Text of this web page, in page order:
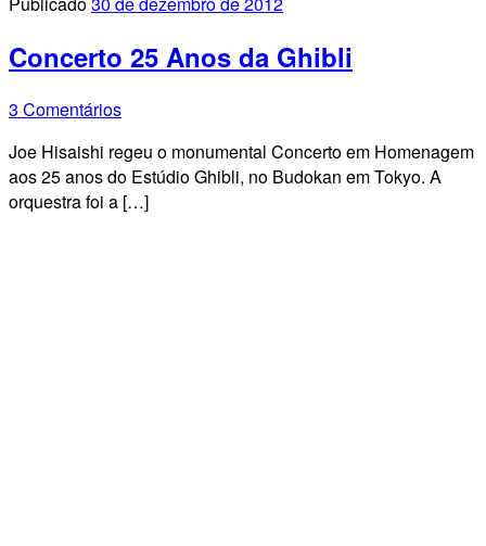
Concerto 25 Anos da Ghibli
3 Comentários
Joe Hisaishi regeu o monumental Concerto em Homenagem
aos 25 anos do Estúdio Ghibli, no Budokan em Tokyo. A
orquestra foi a […]